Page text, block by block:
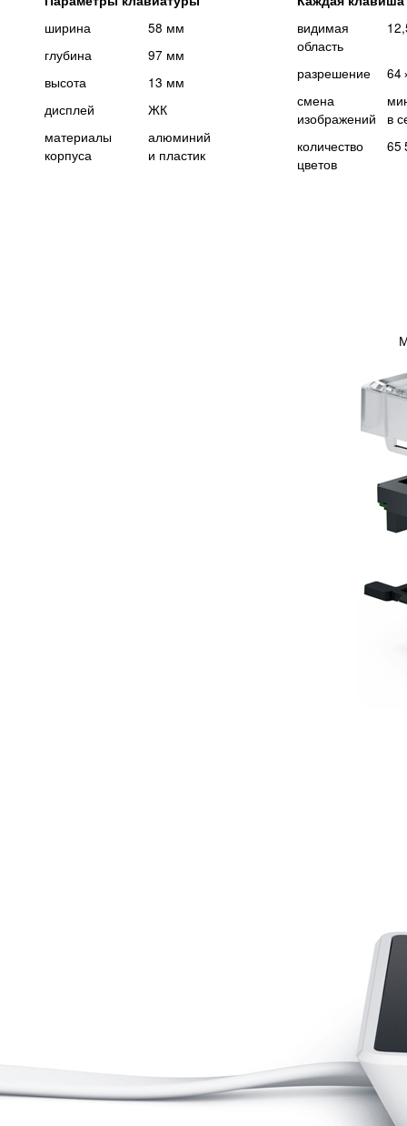
ширина
58 мм
глубина
97 мм
высота
13 мм
дисплей
ЖК
материалы
корпуса
алюминий
и пластик
видимая
область
разрешение 64
смена
изображений
в
количество
цветов
65